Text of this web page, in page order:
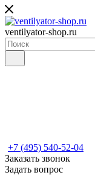
ventilyator-shop.ru
+7 (495) 540-52-04
Заказать звонок
Задать вопрос